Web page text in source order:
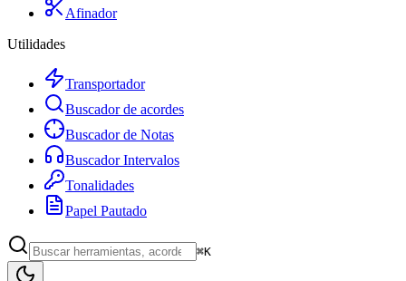
Afinador
Utilidades
Transportador
Buscador de acordes
Buscador de Notas
Buscador Intervalos
Tonalidades
Papel Pautado
⌘K